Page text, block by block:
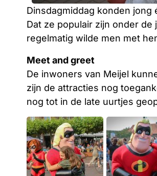
Dinsdagmiddag konden
Dat ze populair zijn onder
regelmatig wilde men met
Meet and greet
De inwoners van Meijel
zijn de attracties nog
nog tot in de late uurtjes